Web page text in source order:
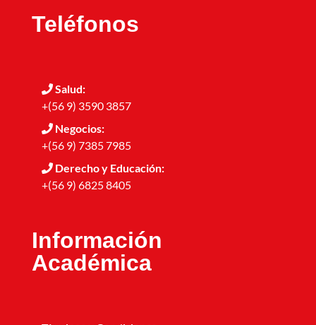
Teléfonos
Salud:
+(56 9) 3590 3857
Negocios:
+(56 9) 7385 7985
Derecho y Educación:
+(56 9) 6825 8405
Información
Académica